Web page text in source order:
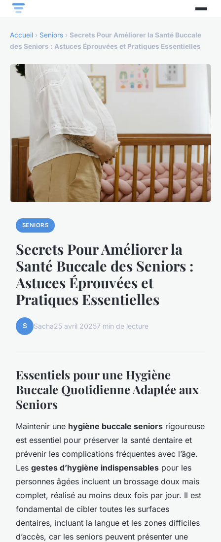
Accueil › Seniors › Secrets Pour Améliorer la Santé Buccale
des Seniors : Astuces Éprouvées et Pratiques Essentielles
SENIORS
Secrets Pour Améliorer la
Santé Buccale des Seniors :
Astuces Éprouvées et
Pratiques Essentielles
S Sacha25 avril 20257 min de lecture
Essentiels pour une Hygiène
Buccale Quotidienne Adaptée aux
Seniors
Maintenir une hygiène buccale seniors rigoureuse
est essentiel pour préserver la santé dentaire et
prévenir les complications fréquentes avec l’âge.
Les gestes d’hygiène indispensables pour les
personnes âgées incluent un brossage doux mais
complet, réalisé au moins deux fois par jour. Il est
fondamental de cibler toutes les surfaces
dentaires, incluant la langue et les zones difficiles
d’accès, car les seniors peuvent présenter une